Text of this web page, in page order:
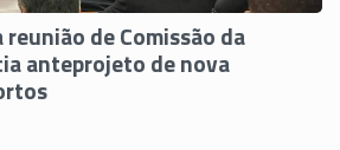
de Comissão da
anteprojeto de nova